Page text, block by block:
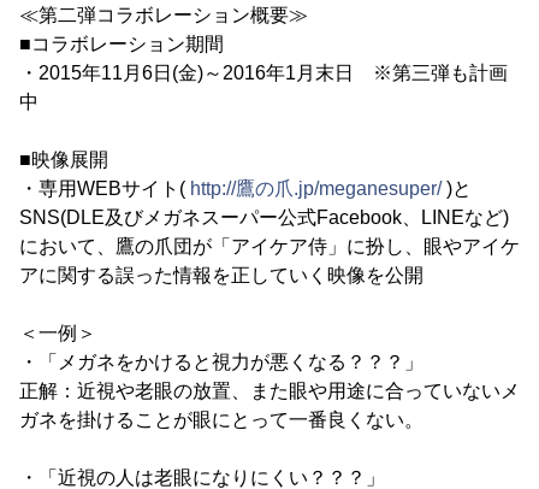
≪第二弾コラボレーション概要≫
■コラボレーション期間
・2015年11月6日(金)～2016年1月末日 ※第三弾も計画
中
■映像展開
・専用WEBサイト( http://鷹の爪.jp/meganesuper/)と
SNS(DLE及びメガネスーパー公式Facebook、LINEなど)
において、鷹の爪団が「アイケア侍」に扮し、眼やアイケ
アに関する誤った情報を正していく映像を公開
＜一例＞
・「メガネをかけると視力が悪くなる？？？」
正解：近視や老眼の放置、また眼や用途に合っていないメ
ガネを掛けることが眼にとって一番良くない。
・「近視の人は老眼になりにくい？？？」